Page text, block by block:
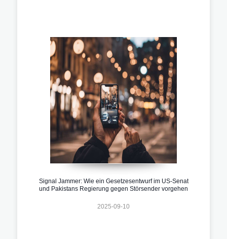
Signal Jammer: Wie ein Gesetzesentwurf im US-Senat
und Pakistans Regierung gegen Störsender vorgehen
2025-09-10